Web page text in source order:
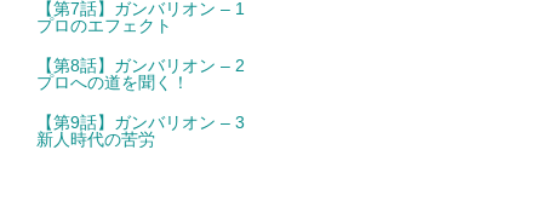
【第7話】ガンバリオン – 1
プロのエフェクト
【第8話】ガンバリオン – 2
プロへの道を聞く！
【第9話】ガンバリオン – 3
新人時代の苦労